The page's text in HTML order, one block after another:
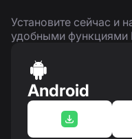
Установите сейчас и
удобными функциями
Android